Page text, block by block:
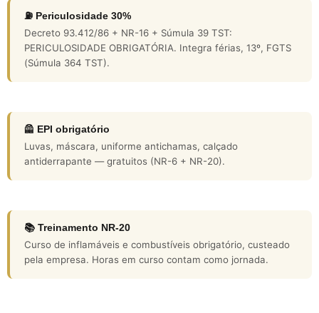
⛽ Periculosidade 30%
Decreto 93.412/86 + NR-16 + Súmula 39 TST:
PERICULOSIDADE OBRIGATÓRIA. Integra férias, 13º, FGTS
(Súmula 364 TST).
🦺 EPI obrigatório
Luvas, máscara, uniforme antichamas, calçado
antiderrapante — gratuitos (NR-6 + NR-20).
📚 Treinamento NR-20
Curso de inflamáveis e combustíveis obrigatório, custeado
pela empresa. Horas em curso contam como jornada.